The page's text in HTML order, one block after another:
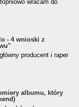
wracam do
- 4 wnioski z
producent i raper
albumu, który